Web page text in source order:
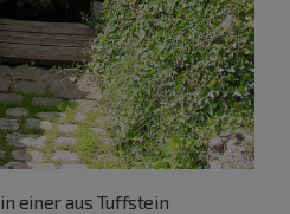
in einer aus Tuffstein